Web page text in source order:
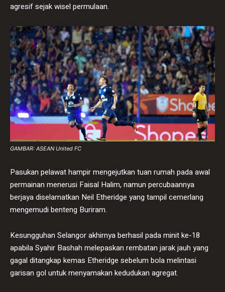
agresif sejak wisel permulaan.
GAMBAR: ASEAN United FC
Pasukan pelawat hampir mengejutkan tuan rumah pada awal
permainan menerusi Faisal Halim, namun percubaannya
berjaya diselamatkan Neil Etheridge yang tampil cemerlang
mengemudi benteng Buriram.
Kesungguhan Selangor akhirnya berhasil pada minit ke-18
apabila Syahir Bashah melepaskan rembatan jarak jauh yang
gagal ditangkap kemas Etheridge sebelum bola melintasi
garisan gol untuk menyamakan kedudukan agregat.